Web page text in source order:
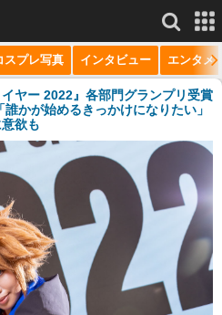
もっと見る
スプレ写真 インタビュー エンタメ
ヤー 2022』各部門グランプリ受賞
かが始めるきっかけになりたい」
欲も